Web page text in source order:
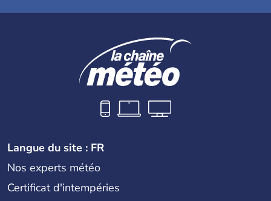
Langue du site : FR
Nos experts météo
Certificat d'intempéries